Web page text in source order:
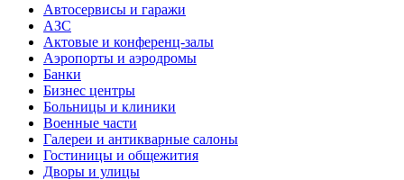
Автосервисы и гаражи
АЗС
Актовые и конференц-залы
Аэропорты и аэродромы
Банки
Бизнес центры
Больницы и клиники
Военные части
Галереи и антикварные салоны
Гостиницы и общежития
Дворы и улицы